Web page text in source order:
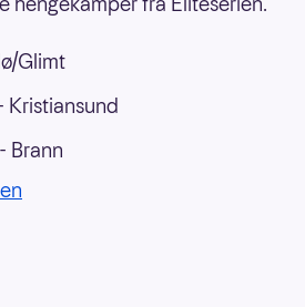
Glimt
Kristiansund
Brann